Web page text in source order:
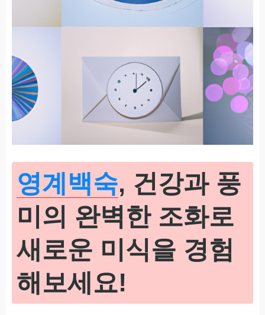
영계백숙, 건강과 풍
미의 완벽한 조화로
새로운 미식을 경험
해보세요!